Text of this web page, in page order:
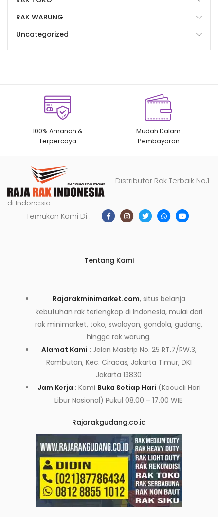
RAK WARUNG
Uncategorized
100% Amanah &
Terpercaya
Mudah Dalam
Pembayaran
Distributor Rak Terbaik No.1
di Indonesia
Temukan Kami Di :
Tentang Kami
Rajarakminimarket.com, situs belanja
kebutuhan rak terlengkap di Indonesia, mulai dari
rak minimarket, toko, swalayan, gondola, gudang,
hingga rak warung.
Alamat Kami : Jalan Mastrip No. 25 RT.7/RW.3,
Rambutan, Kec. Ciracas, Jakarta Timur, DKI
Jakarta 13830
Jam Kerja : Kami Buka Setiap Hari (Kecuali Hari
Libur Nasional) Pukul 08.00 – 17.00 WIB
Rajarakgudang.co.id